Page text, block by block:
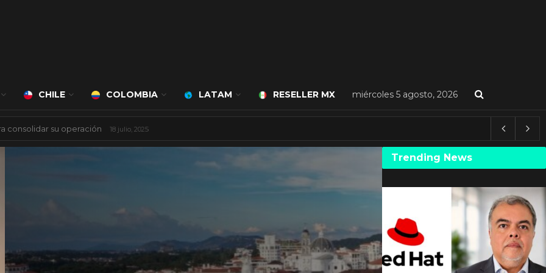
CHILE COLOMBIA LATAM RESELLER MX miércoles 5 agosto, 2026
a cargo de Bert Milan 24 marzo, 2026
Trending News